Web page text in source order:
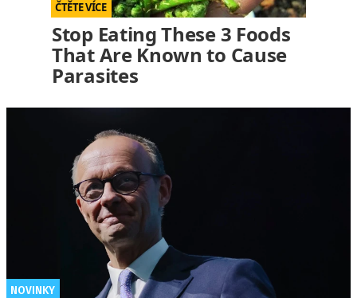
Stop Eating These 3 Foods
That Are Known to Cause
Parasites
NOVINKY